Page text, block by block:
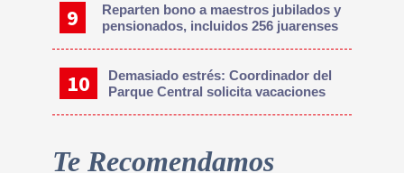
Reparten bono a maestros jubilados y
pensionados, incluidos 256 juarenses
Demasiado estrés: Coordinador del
Parque Central solicita vacaciones
Te Recomendamos